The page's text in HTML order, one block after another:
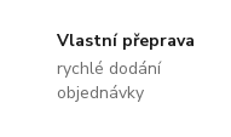
Vlastní přeprava
rychlé dodání
objednávky